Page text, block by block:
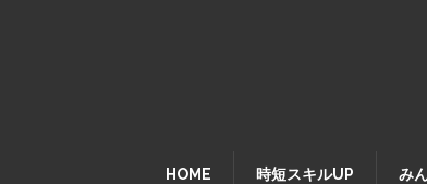
HOME 時短スキルUP み